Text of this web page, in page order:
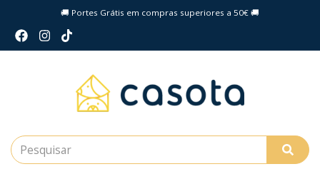
🚚 Portes Grátis em compras superiores a 50€ 🚚